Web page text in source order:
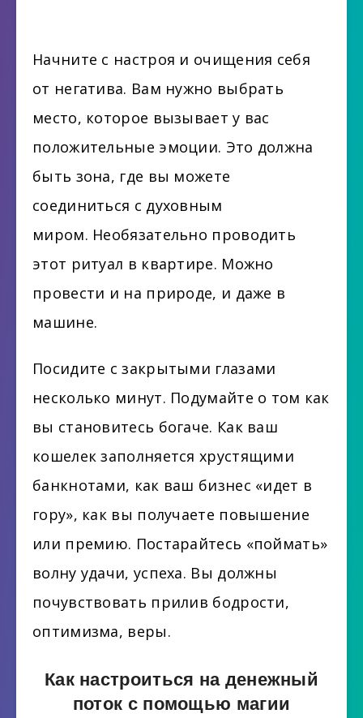
Начните с настроя и очищения себя
от негатива. Вам нужно выбрать
место, которое вызывает у вас
положительные эмоции. Это должна
быть зона, где вы можете
соединиться с духовным
миром. Необязательно проводить
этот ритуал в квартире. Можно
провести и на природе, и даже в
машине.
Посидите с закрытыми глазами
несколько минут. Подумайте о том как
вы становитесь богаче. Как ваш
кошелек заполняется хрустящими
банкнотами, как ваш бизнес «идет в
гору», как вы получаете повышение
или премию. Постарайтесь «поймать»
волну удачи, успеха. Вы должны
почувствовать прилив бодрости,
оптимизма, веры.
Как настроиться на денежный
поток с помощью магии